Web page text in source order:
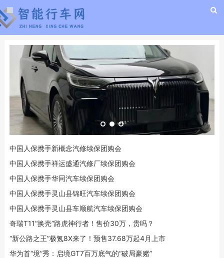
中国人保携手新概念汽修续保团购会
中国人保携手祥运盛通汽修厂续保团购会
中国人保携手华同汽车续保团购会
中国人保携手灵山县锦旺汽车续保团购会
中国人保携手灵山县车顺航汽车续保团购会
奇瑞T11“换壳”路虎神行者！售价30万，贵吗？
“新公路之王”极氪8X来了！预售37.68万起4月上市
华为首“境”秀：启境GT7百万底气的“破局豪赌”